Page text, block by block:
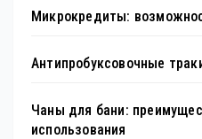
Микрокредиты:
Антипробуксовочные
Чаны для бани:
использования